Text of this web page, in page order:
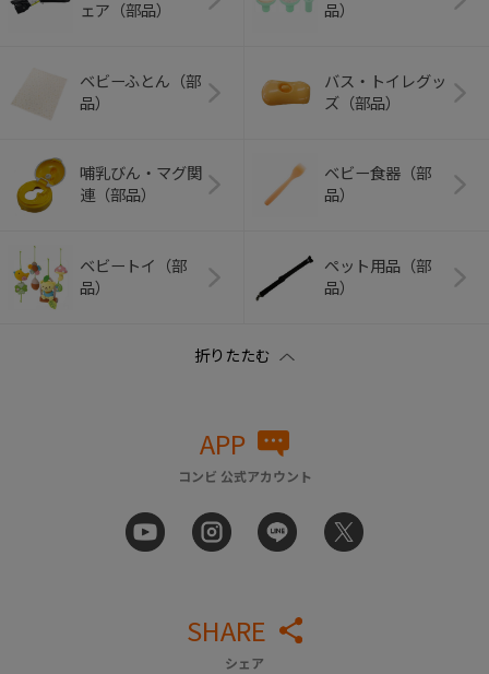
ェア（部品）
品）
ベビーふとん（部
品）
バス・トイレグッ
ズ（部品）
哺乳びん・マグ関
連（部品）
ベビー食器（部
品）
ベビートイ（部
品）
ペット用品（部
品）
APP
コンビ 公式アカウント
SHARE
シェア